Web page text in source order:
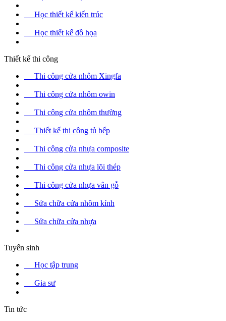
Học thiết kế kiến trúc
Học thiết kế đồ họa
Thiết kế thi công
Thi công cửa nhôm Xingfa
Thi công cửa nhôm owin
Thi công cửa nhôm thường
Thiết kế thi công tủ bếp
Thi công cửa nhựa composite
Thi công cửa nhựa lõi thép
Thi công cửa nhựa vân gỗ
Sửa chữa cửa nhôm kính
Sửa chữa cửa nhựa
Tuyển sinh
Học tập trung
Gia sư
Tin tức